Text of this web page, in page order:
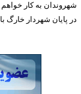
شهروندان به کار
در پایان شهردار خارگ